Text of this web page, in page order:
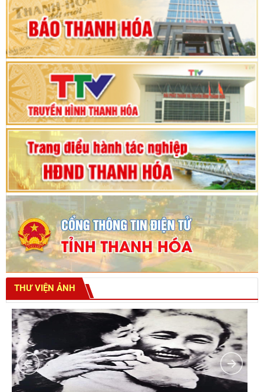
hội khóa XV
Phiên thảo luận Kỳ họp thứ 24, HĐND tỉnh
Thanh Hóa khóa XVIII, nhiệm kỳ 2021 - 2026
Bế mạc Kỳ họp thứ hai bốn, Hội đồng nhân dân
tỉnh khoá XVIII
THƯ VIỆN ẢNH